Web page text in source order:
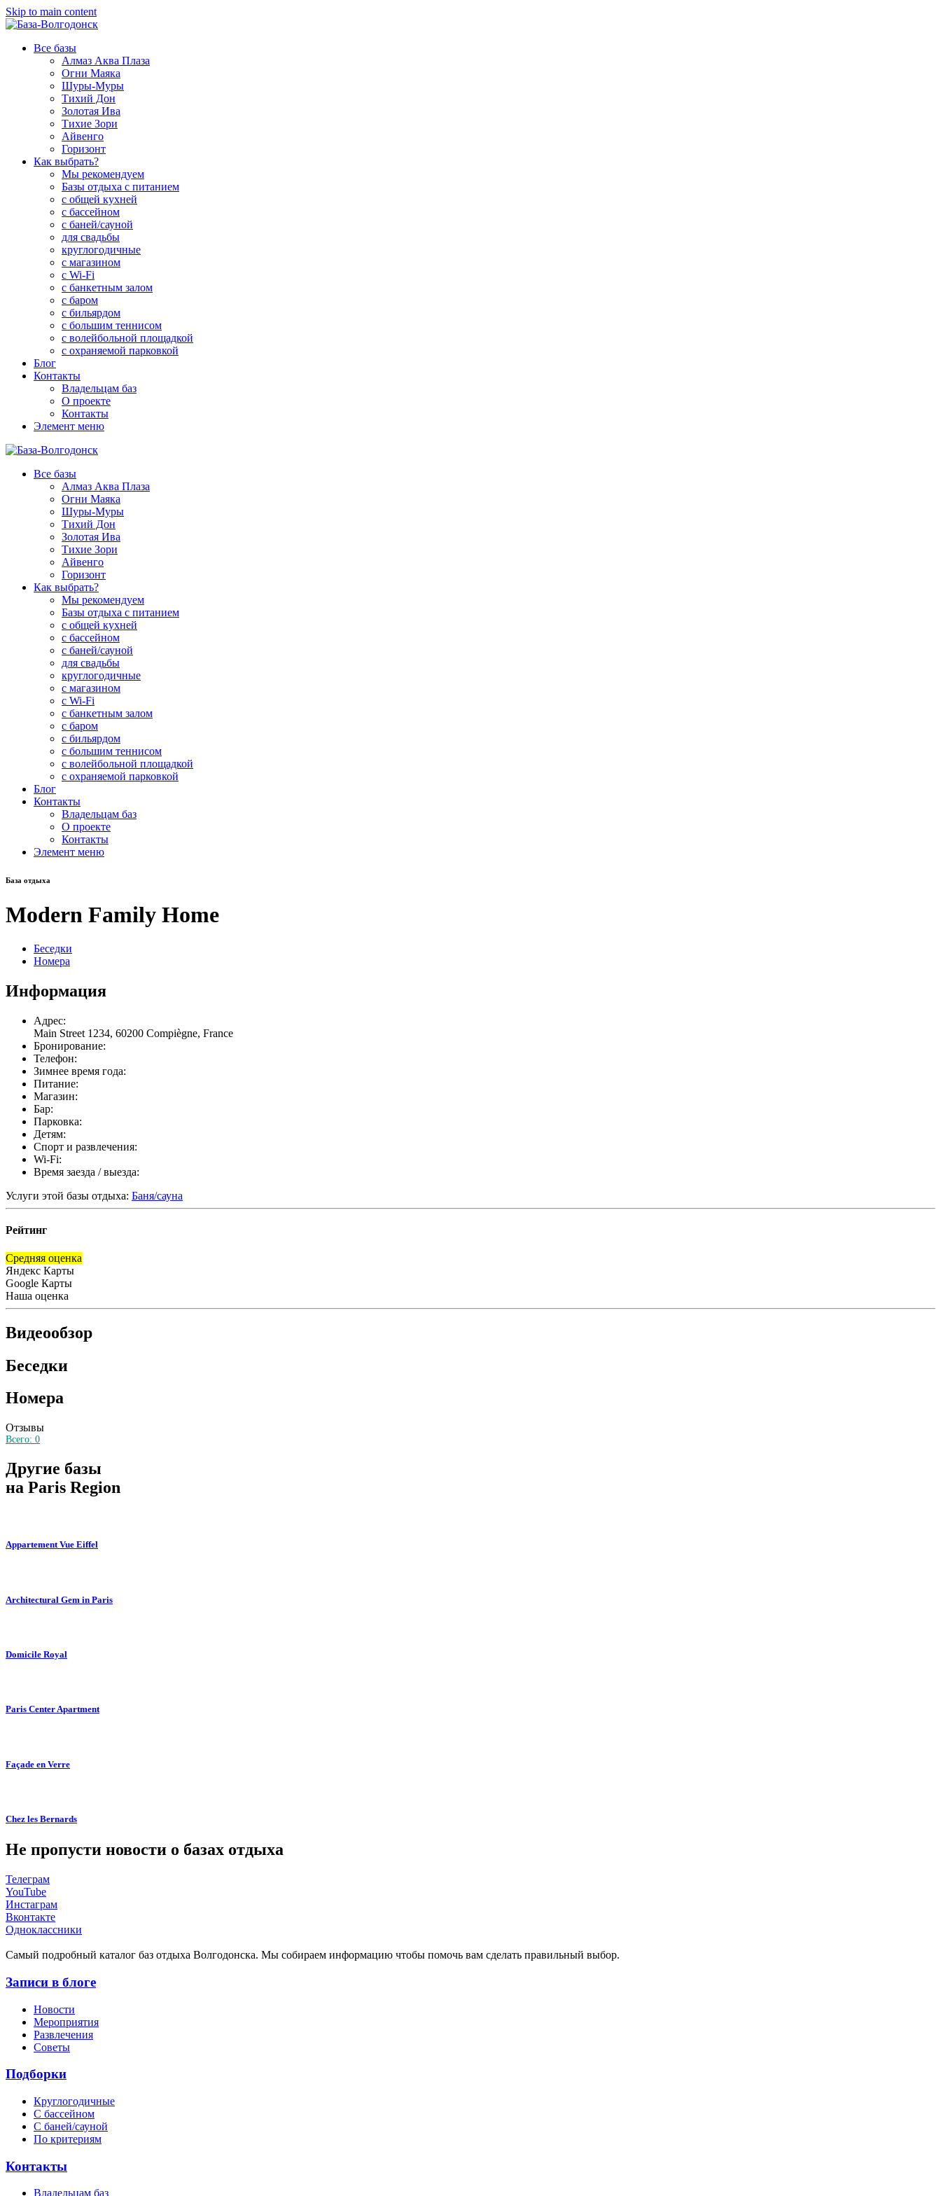
Skip to main content
Все базы
Алмаз Аква Плаза
Огни Маяка
Шуры-Муры
Тихий Дон
Золотая Ива
Тихие Зори
Айвенго
Горизонт
Как выбрать?
Мы рекомендуем
Базы отдыха с питанием
с общей кухней
с бассейном
с баней/сауной
для свадьбы
круглогодичные
с магазином
с Wi-Fi
с банкетным залом
с баром
с бильярдом
с большим теннисом
с волейбольной площадкой
с охраняемой парковкой
Блог
Контакты
Владельцам баз
О проекте
Контакты
Элемент меню
Все базы
Алмаз Аква Плаза
Огни Маяка
Шуры-Муры
Тихий Дон
Золотая Ива
Тихие Зори
Айвенго
Горизонт
Как выбрать?
Мы рекомендуем
Базы отдыха с питанием
с общей кухней
с бассейном
с баней/сауной
для свадьбы
круглогодичные
с магазином
с Wi-Fi
с банкетным залом
с баром
с бильярдом
с большим теннисом
с волейбольной площадкой
с охраняемой парковкой
Блог
Контакты
Владельцам баз
О проекте
Контакты
Элемент меню
База отдыха
Modern Family Home
Беседки
Номера
Информация
Адрес:
Main Street 1234, 60200 Compiègne, France
Бронирование:
Телефон:
Зимнее время года:
Питание:
Магазин:
Бар:
Парковка:
Детям:
Спорт и развлечения:
Wi-Fi:
Время заезда / выезда:
Услуги этой базы отдыха: Баня/сауна
Рейтинг
Средняя оценка
Яндекс Карты
Google Карты
Наша оценка
Видеообзор
Беседки
Номера
Отзывы
Всего: 0
Другие базы
на Paris Region
Appartement Vue Eiffel
Architectural Gem in Paris
Domicile Royal
Paris Center Apartment
Façade en Verre
Chez les Bernards
Не пропусти новости о базах отдыха
Телеграм
YouTube
Инстаграм
Вконтакте
Одноклассники
Cамый подробный каталог баз отдыха Волгодонска. Мы собираем информацию чтобы помочь вам сделать правильный выбор.
Записи в блоге
Новости
Мероприятия
Развлечения
Советы
Подборки
Круглогодичные
С бассейном
С баней/сауной
По критериям
Контакты
Владельцам баз